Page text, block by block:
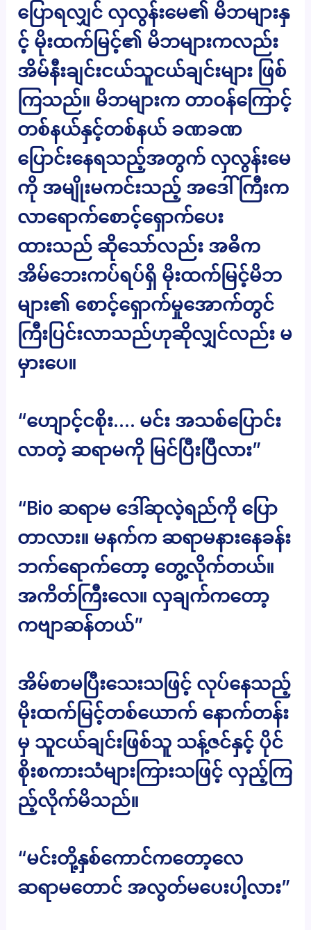
ပြောရလျှင် လှလွန်းမေ၏ မိဘများနှ
င့် မိုးထက်မြင့်၏ မိဘများကလည်း
အိမ်နီးချင်းငယ်သူငယ်ချင်းများ ဖြစ်
ကြသည်။ မိဘများက တာဝန်ကြောင့်
တစ်နယ်နှင့်တစ်နယ် ခဏခဏ
ပြောင်းနေရသည့်အတွက် လှလွန်းမေ
ကို အမျိုးမကင်းသည့် အဒေါ်ကြီးက
လာရောက်စောင့်ရှောက်ပေး
ထားသည် ဆိုသော်လည်း အဓိက
အိမ်ဘေးကပ်ရပ်ရှိ မိုးထက်မြင့်မိဘ
များ၏ စောင့်ရှောက်မှုအောက်တွင်
ကြီးပြင်းလာသည်ဟုဆိုလျှင်လည်း မ
မှားပေ။
“ဟျောင့်ငစိုး…. မင်း အသစ်ပြောင်း
လာတဲ့ ဆရာမကို မြင်ပြီးပြီလား”
“Bio ဆရာမ ဒေါ်​ဆုလဲ့ရည်ကို ပြော
တာလား။ မနက်က ဆရာမနားနေခန်း
ဘက်ရောက်တော့ တွေ့လိုက်တယ်။
အကိတ်ကြီးလေ။ လှချက်ကတော့
ကဗျာဆန်တယ်”
အိမ်စာမပြီးသေးသဖြင့် လုပ်နေသည့်
မိုးထက်မြင့်တစ်ယောက် နောက်တန်း
မှ သူငယ်ချင်းဖြစ်သူ သန့်ဇင်နှင့် ပိုင်
စိုးစကားသံများကြားသဖြင့် လှည့်ကြ
ည့်လိုက်မိသည်။
“မင်းတို့နှစ်ကောင်ကတော့လေ
ဆရာမတောင် အလွတ်မပေးပါ့လား”